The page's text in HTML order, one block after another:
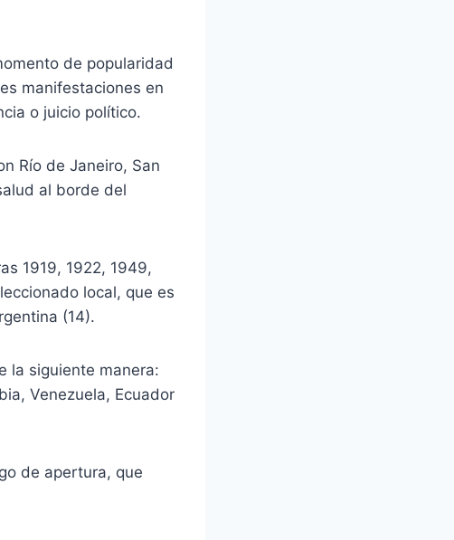
de popularidad
manifestaciones en
o juicio político.
Río de Janeiro, San
al borde del
1919, 1922, 1949,
local, que es
(14).
la siguiente manera:
Venezuela, Ecuador
de apertura, que